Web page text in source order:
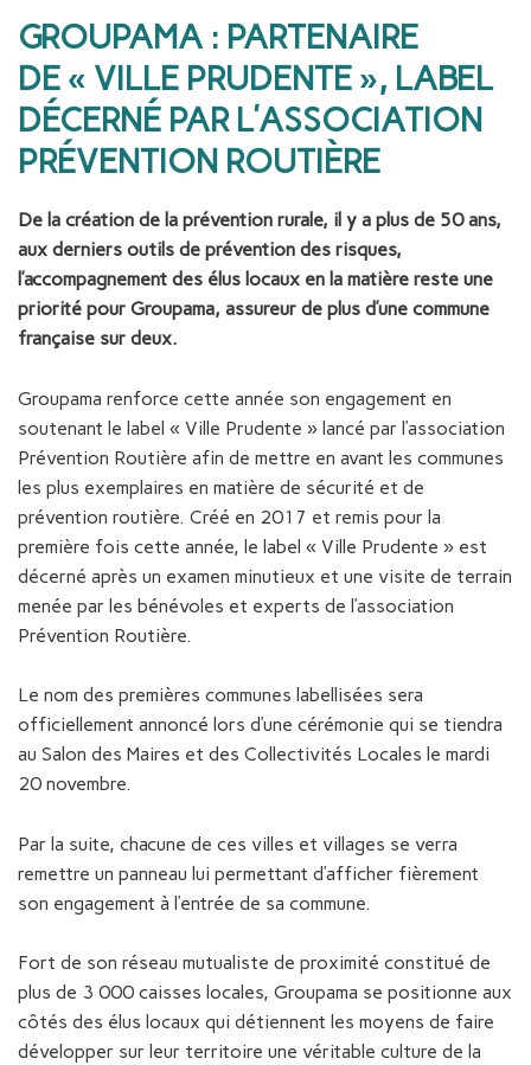
GROUPAMA : PARTENAIRE
DE « VILLE PRUDENTE », LABEL
DÉCERNÉ PAR L’ASSOCIATION
PRÉVENTION ROUTIÈRE
De la création de la prévention rurale, il y a plus de 50 ans,
aux derniers outils de prévention des risques,
l’accompagnement des élus locaux en la matière reste une
priorité pour Groupama, assureur de plus d’une commune
française sur deux.
Groupama renforce cette année son engagement en
soutenant le label « Ville Prudente » lancé par l’association
Prévention Routière afin de mettre en avant les communes
les plus exemplaires en matière de sécurité et de
prévention routière. Créé en 2017 et remis pour la
première fois cette année, le label « Ville Prudente » est
décerné après un examen minutieux et une visite de terrain
menée par les bénévoles et experts de l’association
Prévention Routière.
Le nom des premières communes labellisées sera
officiellement annoncé lors d’une cérémonie qui se tiendra
au Salon des Maires et des Collectivités Locales le mardi
20 novembre.
Par la suite, chacune de ces villes et villages se verra
remettre un panneau lui permettant d’afficher fièrement
son engagement à l’entrée de sa commune.
Fort de son réseau mutualiste de proximité constitué de
plus de 3 000 caisses locales, Groupama se positionne aux
côtés des élus locaux qui détiennent les moyens de faire
développer sur leur territoire une véritable culture de la